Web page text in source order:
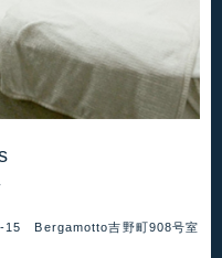
15 Bergamotto吉野町908号室